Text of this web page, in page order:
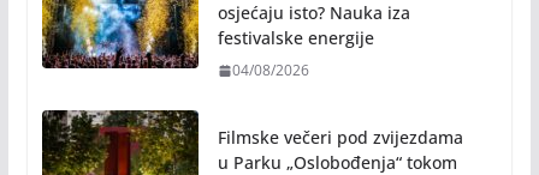
osjećaju isto? Nauka iza
festivalske energije
04/08/2026
Filmske večeri pod zvijezdama
u Parku „Oslobođenja“ tokom